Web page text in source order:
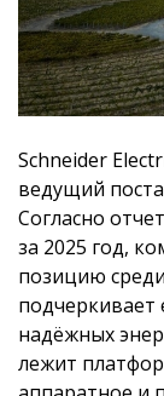
Schneider
ведущий
Согласно
за 2025 год,
позицию
подчеркивает
надёжных
лежит